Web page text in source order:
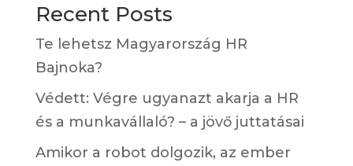
Recent Posts
Te lehetsz Magyarország HR
Bajnoka?
Védett: Végre ugyanazt akarja a HR
és a munkavállaló? – a jövő juttatásai
Amikor a robot dolgozik, az ember